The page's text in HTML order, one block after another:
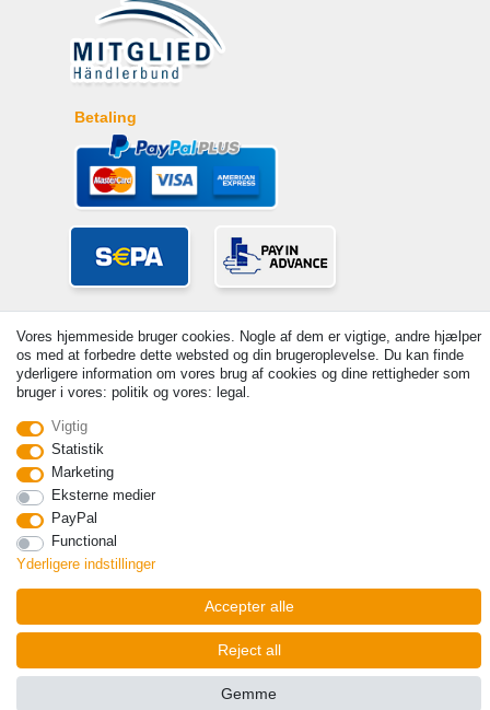
Betaling
VAT Basic prices see article detail | * Applies to deliveries to the UK!
Withdraw from contract here
Vores hjemmeside bruger cookies. Nogle af dem er vigtige, andre hjælper
os med at forbedre dette websted og din brugeroplevelse. Du kan finde
yderligere information om vores brug af cookies og dine rettigheder som
bruger i vores: politik og vores: legal.
Vigtig
Statistik
Marketing
Eksterne medier
PayPal
Functional
Yderligere indstillinger
Accepter alle
Reject all
Gemme